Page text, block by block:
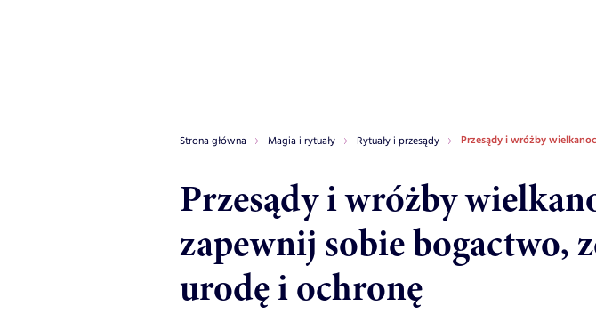
Strona główna Magia i rytuały Rytuały i przesądy Przesądy i wróżby
Przesądy i wróżby
zapewnij sobie bogactwo,
urodę i ochronę